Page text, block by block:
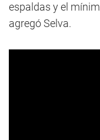
espaldas y el
agregó Selva.